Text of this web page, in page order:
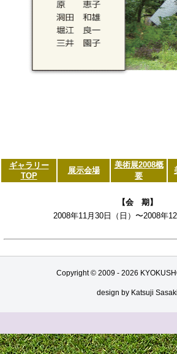
ギャラリー
TOP
展示会場
美術展2008概
要
【会 期】
2008年11月30日（日）〜2008年12
Copyright © 2009 - 2026
design by Katsuji Sasaki